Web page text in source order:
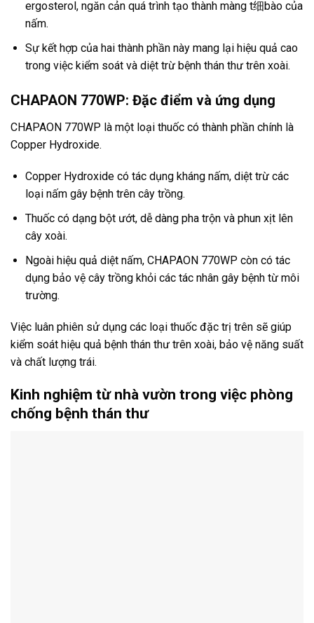
ergosterol, ngăn cản quá trình tạo thành màng t细bào của
nấm.
Sự kết hợp của hai thành phần này mang lại hiệu quả cao
trong việc kiểm soát và diệt trừ bệnh thán thư trên xoài.
CHAPAON 770WP: Đặc điểm và ứng dụng
CHAPAON 770WP là một loại thuốc có thành phần chính là
Copper Hydroxide.
Copper Hydroxide có tác dụng kháng nấm, diệt trừ các
loại nấm gây bệnh trên cây trồng.
Thuốc có dạng bột ướt, dễ dàng pha trộn và phun xịt lên
cây xoài.
Ngoài hiệu quả diệt nấm, CHAPAON 770WP còn có tác
dụng bảo vệ cây trồng khỏi các tác nhân gây bệnh từ môi
trường.
Việc luân phiên sử dụng các loại thuốc đặc trị trên sẽ giúp
kiểm soát hiệu quả bệnh thán thư trên xoài, bảo vệ năng suất
và chất lượng trái.
Kinh nghiệm từ nhà vườn trong việc phòng
chống bệnh thán thư